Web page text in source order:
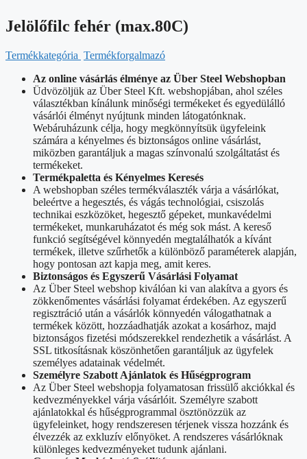
Jelölőfilc fehér (max.80C)
Termékkategória Termékforgalmazó
Az online vásárlás élménye az Über Steel Webshopban
Üdvözöljük az Über Steel Kft. webshopjában, ahol széles
választékban kínálunk minőségi termékeket és egyedülálló
vásárlói élményt nyújtunk minden látogatónknak.
Webáruházunk célja, hogy megkönnyítsük ügyfeleink
számára a kényelmes és biztonságos online vásárlást,
miközben garantáljuk a magas színvonalú szolgáltatást és
termékeket.
Termékpaletta és Kényelmes Keresés
A webshopban széles termékválaszték várja a vásárlókat,
beleértve a hegesztés, és vágás technológiai, csiszolás
technikai eszközöket, hegesztő gépeket, munkavédelmi
termékeket, munkaruházatot és még sok mást. A kereső
funkció segítségével könnyedén megtalálhatók a kívánt
termékek, illetve szűrhetők a különböző paraméterek alapján,
hogy pontosan azt kapja meg, amit keres.
Biztonságos és Egyszerű Vásárlási Folyamat
Az Über Steel webshop kiválóan ki van alakítva a gyors és
zökkenőmentes vásárlási folyamat érdekében. Az egyszerű
regisztráció után a vásárlók könnyedén válogathatnak a
termékek között, hozzáadhatják azokat a kosárhoz, majd
biztonságos fizetési módszerekkel rendezhetik a vásárlást. A
SSL titkosításnak köszönhetően garantáljuk az ügyfelek
személyes adatainak védelmét.
Személyre Szabott Ajánlatok és Hűségprogram
Az Über Steel webshopja folyamatosan frissülő akciókkal és
kedvezményekkel várja vásárlóit. Személyre szabott
ajánlatokkal és hűségprogrammal ösztönözzük az
ügyfeleinket, hogy rendszeresen térjenek vissza hozzánk és
élvezzék az exkluzív előnyöket. A rendszeres vásárlóknak
különleges kedvezményeket tudunk ajánlani.